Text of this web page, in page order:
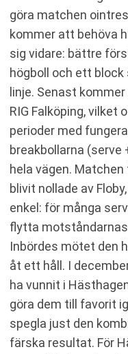
göra matchen
kommer att behöva
sig vidare: bättre
högboll och ett
linje. Senast
RIG Falköping,
perioder med
breakbollarna
hela vägen.
blivit nollade av
enkel: för många
flytta
Inbördes mötet den
åt ett håll. I
ha vunnit i
göra dem till favorit
spegla just den
färska resultat. För